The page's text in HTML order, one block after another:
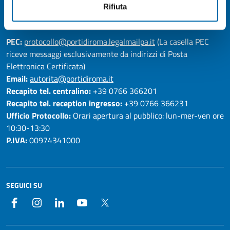
Rifiuta
PEC: protocollo@portidiroma.legalmailpa.it(La casella PEC
riceve messaggi esclusivamente da indirizzi di Posta
Elettronica Certificata)
Email:autorita@portidiroma.it
Recapito tel. centralino: +39 0766 366201
Recapito tel. reception ingresso: +39 0766 366231
Ufficio Protocollo: Orari apertura al pubblico: lun-mer-ven ore
10:30-13:30
P.IVA:00974341000
SEGUICI SU
Facebook InstagramLinkedIn YouTube